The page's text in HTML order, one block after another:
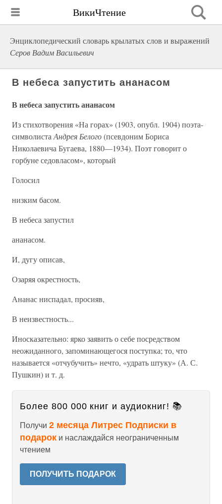
ВикиЧтение
Энциклопедический словарь крылатых слов и выражений
Серов Вадим Васильевич
В небеса запустить ананасом
В небеса запустить ананасом
Из стихотворения «На горах» (1903, опубл. 1904) поэта-
символиста Андрея Белого(псевдоним Бориса
Николаевича Бугаева, 1880—1934). Поэт говорит о
горбуне седовласом», который
Голосил
низким басом.
В небеса запустил
ананасом.
И, дугу описав,
Озаряя окрестность,
Ананас ниспадал, просияв,
В неизвестность...
Иносказательно: ярко заявить о себе посредством
неожиданного, запоминающегося поступка; то, что
называется «отчубучить» нечто, «удрать штуку» (А. С.
Пушкин) и т. д.
Более 800 000 книг и аудиокниг! 📚
Получи 2 месяца Литрес Подписки в
подарок и наслаждайся неограниченным
чтением
ПОЛУЧИТЬ ПОДАРОК